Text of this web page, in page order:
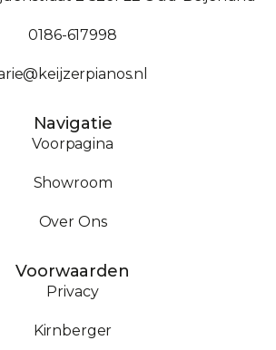
0186-617998
Navigatie
Voorpagina
Showroom
Over Ons
Voorwaarden
Privacy
Kirnberger